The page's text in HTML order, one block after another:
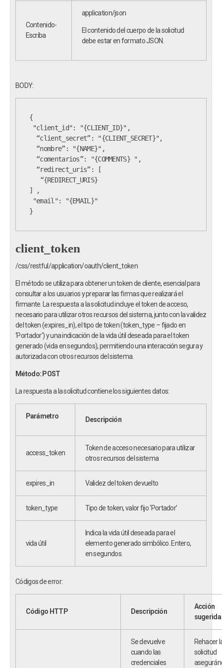
Contenido-
Escriba
application/json
El contenido del cuerpo de la solicitud
debe estar en formato JSON.
BODY:
{
"client_id": "{CLIENT_ID}",
  “client_secret”: "{CLIENT_SECRET}",
  “nombre”: "{NAME}",
  “comentarios”: "{COMMENTS} ",
  “redirect_uris”: [
] ,
"email": "{EMAIL}"
}
client_token
/css/restful/application/oauth/client_token
El método se utiliza para obtener un token de cliente, esencial para
consultar a los usuarios y preparar las firmas que realizará el
firmante. La respuesta a la solicitud incluye el token de acceso,
necesario para utilizar otros recursos del sistema, junto con la validez
del token (expires_in), el tipo de token (token_type – fijado en
‘Portador’) y una indicación de la vida útil deseada para el token
generado (vida en segundos), permitiendo una interacción segura y
autorizada con otros recursos del sistema.
Método: POST
La respuesta a la solicitud contiene los siguientes datos:
Parámetro Descripción
access_token
Token de acceso necesario para utilizar
otros recursos del sistema
expires_in Validez del token devuelto
token_type Tipo de token, valor fijo ‘Portador’
vida útil
Indica la vida útil deseada para el
elemento generado simbólico. Entero,
en segundos.
Códigos de error:
Código HTTP Descripción
Acción
sugerida
Se devuelve
cuando las
credenciales
Rehacer
solicitud